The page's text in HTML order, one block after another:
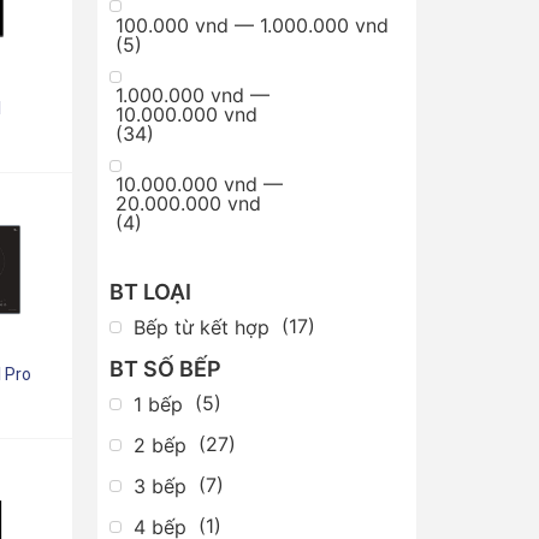
Pro
100.000 vnd — 1.000.000 vnd
(5)
1.000.000 vnd —
10.000.000 vnd
(34)
10.000.000 vnd —
20.000.000 vnd
(4)
BT LOẠI
Bếp từ kết hợp (17)
BT SỐ BẾP
1 bếp (5)
2 bếp (27)
3 bếp (7)
4 bếp (1)